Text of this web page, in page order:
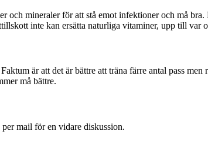
mineraler för att stå emot infektioner och må
inte kan ersätta naturliga vitaminer, upp till var
är att det är bättre att träna färre antal pass
må bättre.
mail för en vidare diskussion.